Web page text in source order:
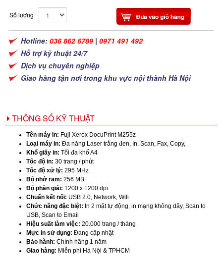
Số lượng
Hotline: 036 862 6789 | 0971 491 492
Hỗ trợ kỹ thuật 24/7
Dịch vụ chuyên nghiệp
Giao hàng tận nơi trong khu vực nội thành Hà Nội
THÔNG SỐ KỸ THUẬT
Tên máy in: Fuji Xerox DocuPrint M255z
Loại máy in: Đa năng Laser trắng đen, In, Scan, Fax, Copy,
Khổ giấy in: Tối đa khổ A4
Tốc độ in: 30 trang / phút
Tốc độ xử lý: 295 MHz
Bộ nhớ ram: 256 MB
Độ phân giải: 1200 x 1200 dpi
Chuẩn kết nối: USB 2.0, Network, Wifi
Chức năng đặc biệt: In 2 mặt tự động, in mạng không dây, Scan to
USB, Scan to Email
Hiệu suất làm việc: 20.000 trang / tháng
Mực in sử dụng: Đang cập nhật
Bảo hành: Chính hãng 1 năm
Giao hàng: Miễn phí Hà Nội & TPHCM